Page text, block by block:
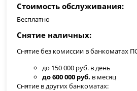
Стоимость обслуживания
Бесплатно
Снятие наличных
Снятие без комиссии в банкоматах
до 150 000 руб. в день
до 600 000 руб. в месяц
Снятие в других банкоматах: